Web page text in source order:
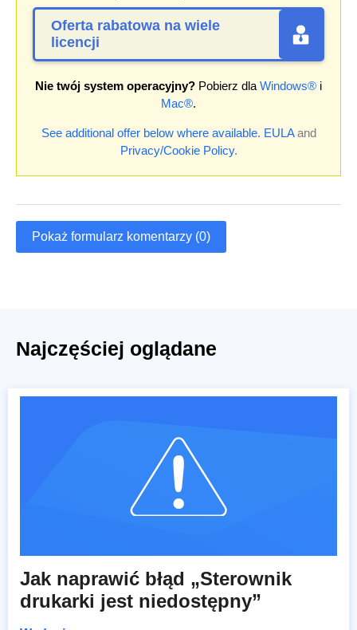
Oferta rabatowa na wiele
licencji
Nie twój system operacyjny? Pobierz dla Windows® i
Mac®.
See additional offer below where available. EULAand
Privacy/Cookie Policy.
Pokaż formularz komentarzy (0)
Najczęściej oglądane
Jak naprawić błąd „Sterownik
drukarki jest niedostępny”